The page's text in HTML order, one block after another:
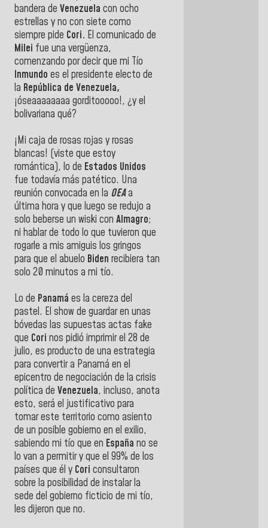
bandera de Venezuela con ocho
estrellas y no con siete como
siempre pide Cori. El comunicado de
Milei fue una vergüenza,
comenzando por decir que mi Tío
Inmundo es el presidente electo de
la República de Venezuela,
¡óseaaaaaaaa gorditooooo!, ¿y el
bolivariana qué?
¡Mi caja de rosas rojas y rosas
blancas! (viste que estoy
romántica), lo de Estados Unidos
fue todavía más patético. Una
reunión convocada en la OEAa
última hora y que luego se redujo a
solo beberse un wiski con Almagro;
ni hablar de todo lo que tuvieron que
rogarle a mis amiguis los gringos
para que el abuelo Biden recibiera tan
solo 20 minutos a mi tío.
Lo de Panamá es la cereza del
pastel. El show de guardar en unas
bóvedas las supuestas actas fake
que Cori nos pidió imprimir el 28 de
julio, es producto de una estrategia
para convertir a Panamá en el
epicentro de negociación de la crisis
política de Venezuela, incluso, anota
esto, será el justificativo para
tomar este territorio como asiento
de un posible gobierno en el exilio,
sabiendo mi tío que en España no se
lo van a permitir y que el 99% de los
países que él y Cori consultaron
sobre la posibilidad de instalar la
sede del gobierno ficticio de mi tío,
les dijeron que no.